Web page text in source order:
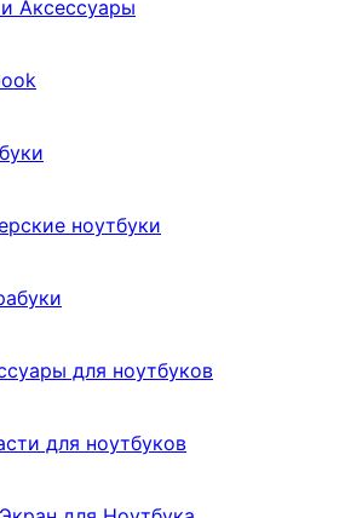
Аксессуары
ноутбуки
для ноутбуков
для ноутбуков